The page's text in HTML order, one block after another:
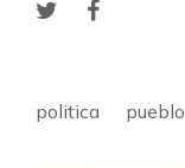
politica pueblo